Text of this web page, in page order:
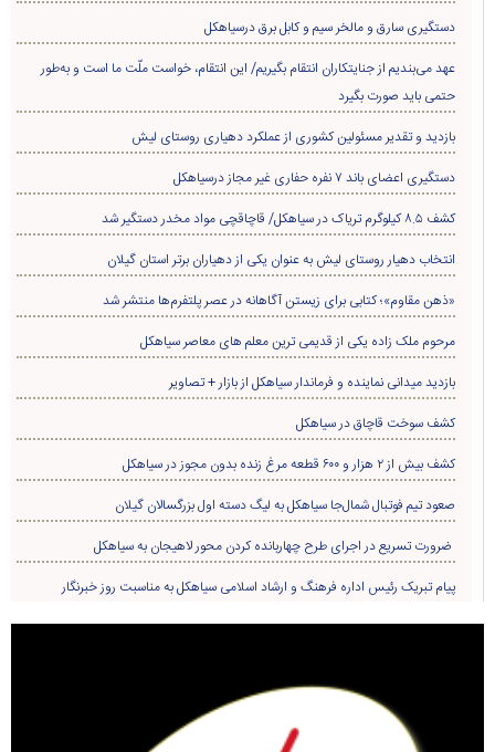
دستگیری سارق و مالخر سیم و کابل برق درسیاهکل
عهد می‌بندیم از جنایتکاران انتقام بگیریم/ این انتقام، خواست ملّت ما است و به‌طور
حتمی باید صورت بگیرد
بازدید و تقدیر مسئولین کشوری از عملکرد دهیاری روستای لیش
دستگیری اعضای باند ۷ نفره حفاری غير مجاز درسیاهکل
کشف ۸.۵ کیلوگرم تریاک در سیاهکل/ قاچاقچی مواد مخدر دستگیر شد
انتخاب دهیار روستای لیش به عنوان یکی از دهیاران برتر استان گیلان
«ذهن مقاوم»؛ کتابی برای زیستن آگاهانه در عصر پلتفرم‌ها منتشر شد
مرحوم ملک زاده یکی از قدیمی ترین معلم های معاصر سیاهکل
بازدید میدانی نماینده و فرماندار سیاهکل از بازار + تصاویر
کشف سوخت قاچاق در سياهکل
کشف بیش از ۲ هزار و ۶۰۰ قطعه مرغ زنده بدون مجوز در سیاهکل
صعود تیم فوتبال شمال‌جا‌ سیاهکل به لیگ دسته اول بزرگسالان گیلان
ضرورت تسریع در اجرای طرح چهاربانده کردن محور لاهیجان به سیاهکل
پیام تبریک رئیس اداره فرهنگ و ارشاد اسلامی سیاهکل به مناسبت روز خبرنگار